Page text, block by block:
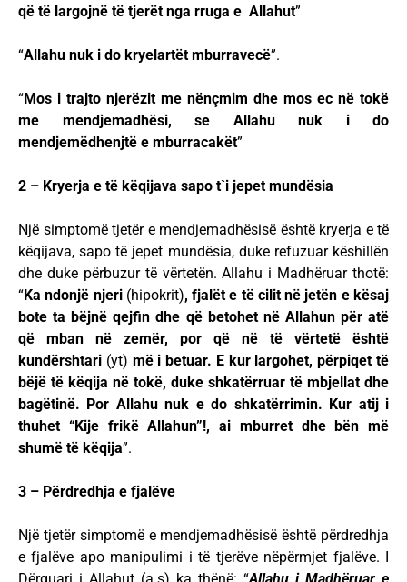
që të largojnë të tjerët nga rruga e Allahut”
“Allahu nuk i do kryelartët mburravecë”.
“Mos i trajto njerëzit me nënçmim dhe mos ec në tokë
me mendjemadhësi, se Allahu nuk i do
mendjemëdhenjtë e mburracakët”
2 – Kryerja e të këqijava sapo t`i jepet mundësia
Një simptomë tjetër e mendjemadhësisë është kryerja e të
këqijava, sapo të jepet mundësia, duke refuzuar këshillën
dhe duke përbuzur të vërtetën. Allahu i Madhëruar thotë:
“Ka ndonjë njeri (hipokrit), fjalët e të cilit në jetën e kësaj
bote ta bëjnë qejfin dhe që betohet në Allahun për atë
që mban në zemër, por që në të vërtetë është
kundërshtari (yt) më i betuar. E kur largohet, përpiqet të
bëjë të këqija në tokë, duke shkatërruar të mbjellat dhe
bagëtinë. Por Allahu nuk e do shkatërrimin. Kur atij i
thuhet “Kije frikë Allahun”!, ai mburret dhe bën më
shumë të këqija”.
3 – Përdredhja e fjalëve
Një tjetër simptomë e mendjemadhësisë është përdredhja
e fjalëve apo manipulimi i të tjerëve nëpërmjet fjalëve. I